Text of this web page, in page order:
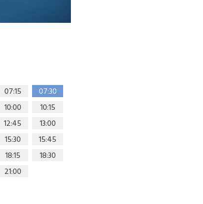
07:15
07:30
10:00
10:15
12:45
13:00
15:30
15:45
18:15
18:30
21:00